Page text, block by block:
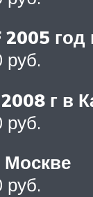
год
г в
руб.
руб.